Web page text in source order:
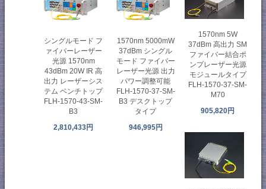
シングルモード フ
ァイバーレーザー
光源 1570nm
43dBm 20W IR 高
出力 レーザーシス
テム ベンチトップ
FLH-1570-43-SM-
B3
2,810,433円
1570nm 5000mW
37dBm シングル
モード ファイバー
レーザー光源 出力
パワー調整可能
FLH-1570-37-SM-
B3 デスクトップ
タイプ
946,995円
1570nm 5W
37dBm 高出力 SM
ファイバー結合ポ
ンプレーザー光源
モジュールタイプ
FLH-1570-37-SM-
M70
905,820円